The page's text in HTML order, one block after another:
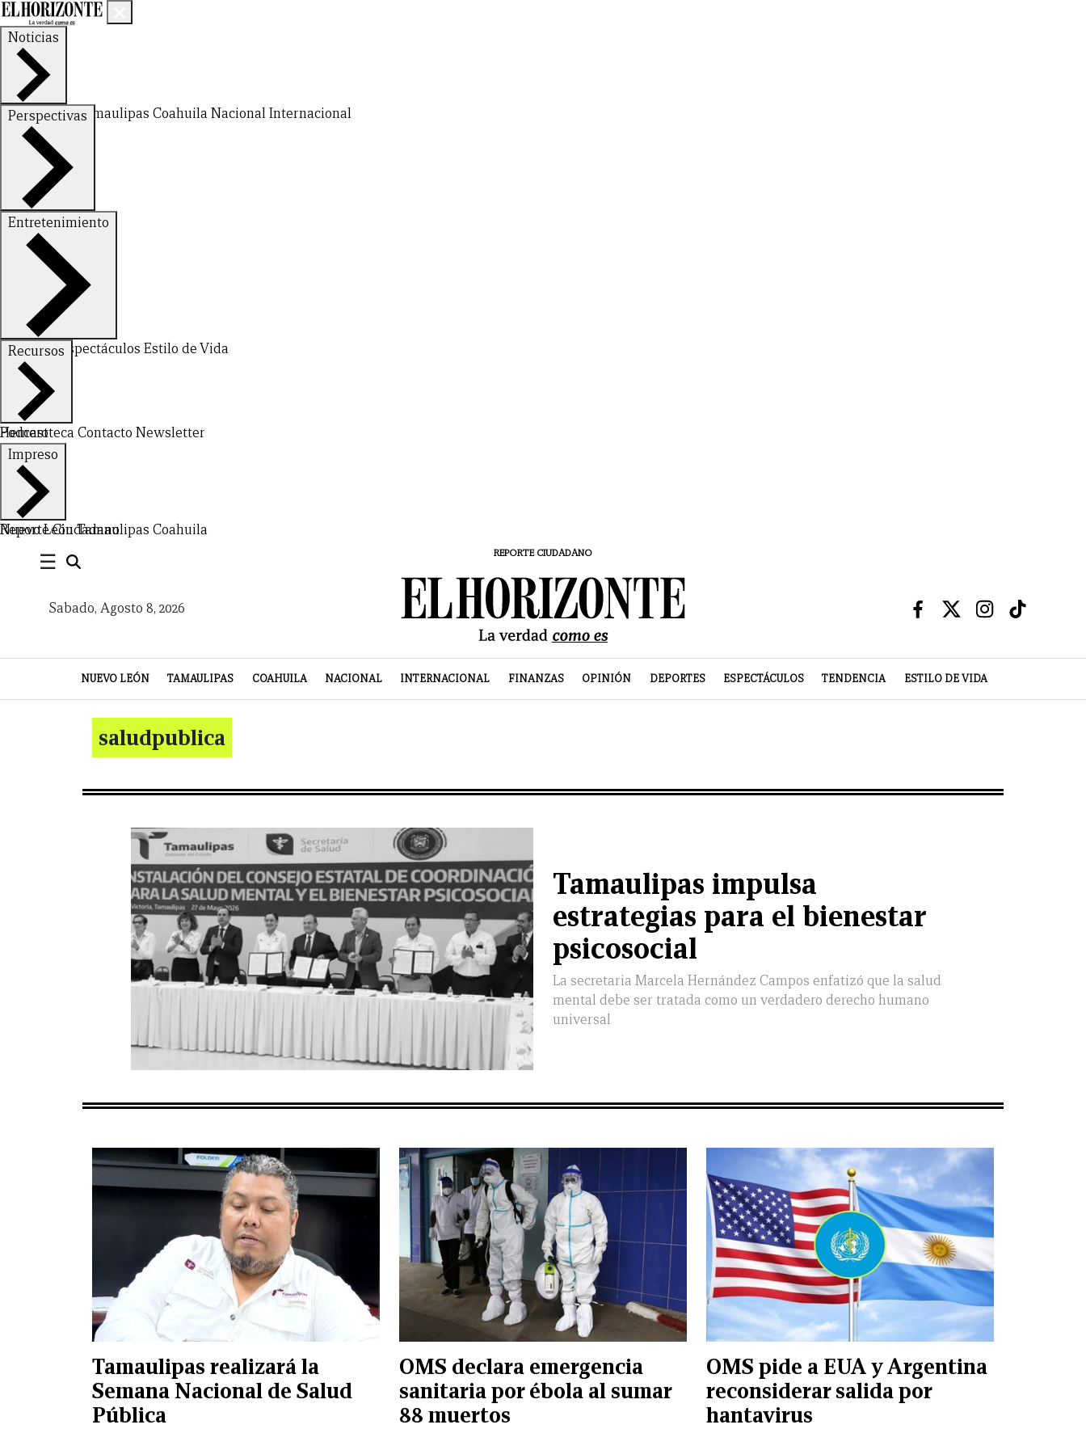
Noticias
Nuevo LeónTamaulipas Coahuila NacionalInternacional
Perspectivas
FinanzasOpinión
Entretenimiento
DeportesEspectáculos Estilo de Vida
Recursos
Hemeroteca Contacto Newsletter
Podcast
Impreso
Nuevo LeónTamaulipas Coahuila
Reporte Ciudadano
☰ REPORTE CIUDADANO
Sabado, Agosto 8, 2026
NUEVO LEÓN TAMAULIPAS COAHUILA NACIONAL INTERNACIONAL FINANZAS OPINIÓN DEPORTES ESPECTÁCULOS TENDENCIA ESTILO DE VIDA
CERRAR
X
NUEVO
LEÓN
TAMAULIPAS
COAHUILA
NACIONAL
INTERNACIONAL
FINANZAS
OPINIÓN
DEPORTES
ESPECTÁCULOS
TENDENCIA
ESTILO
DE
VIDA
PODCAST
CONTACTO
NEWSLETTER
HEMEROTECA
SUPLEMENTOS
saludpublica
Tamaulipas impulsa
estrategias para el bienestar
psicosocial
La secretaria Marcela Hernández Campos enfatizó que la salud
mental debe ser tratada como un verdadero derecho humano
universal
Tamaulipas realizará la
Semana Nacional de Salud
Pública
OMS declara emergencia
sanitaria por ébola al sumar
88 muertos
OMS pide a EUA y Argentina
reconsiderar salida por
hantavirus